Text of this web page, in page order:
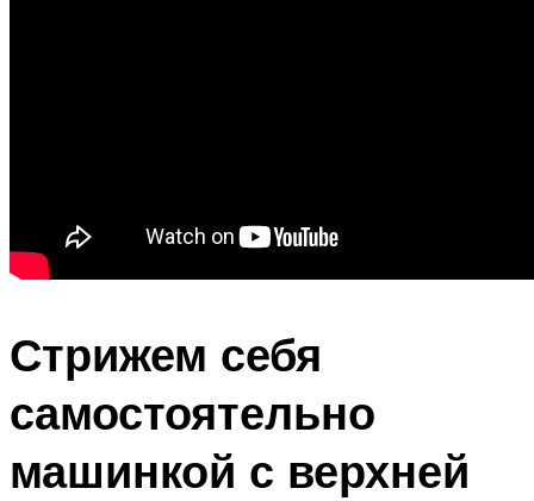
Стрижем себя
самостоятельно
машинкой с верхней